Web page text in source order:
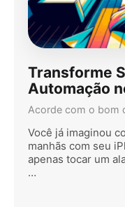
Transforme
Automação
Acorde com o bom
Você já imaginou
manhãs com seu
apenas tocar um
…